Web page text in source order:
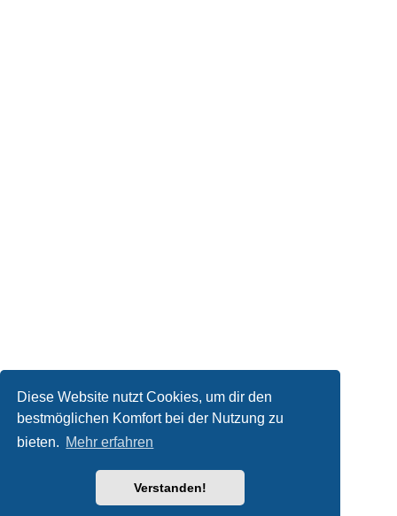
Diese Website nutzt Cookies, um dir den
bestmöglichen Komfort bei der Nutzung zu
bieten. Mehr erfahren
Verstanden!